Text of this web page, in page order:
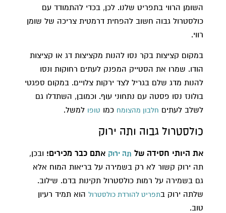
השומן הרווי בתפריט שלנו. לכן, בכדי להתמודד עם
כולסטרול גבוה חשוב להפחית דרמטית צריכה של שומן
רווי.
במקום קציצות בקר נסו להנות מקציצות דג או קציצות
הודו. שמרו את הסטייק המפנק לעתים רחוקות ונסו
להנות מדג שלם בגריל לצד ירקות צלויים. במקום ספגטי
בולונז נסו פסטה עם נתחוני עוף. וכמובן, השתדלו גם
לשלב לעתים חלבון מהצומח כמו טופו למשל.
כולסטרול גבוה ותה ירוק​
את היותי חסידה של תה ירוק אתם כבר מכירים! ובכן,
תה ירוק קשור לא רק בשמירה על בריאות המוח אלא
גם בשמירה על רמות כולסטרול תקינות בדם. שילוב.
שלתה ירוק בתפריט להורדת כולסטרולהוא תמיד רעיון
טוב.